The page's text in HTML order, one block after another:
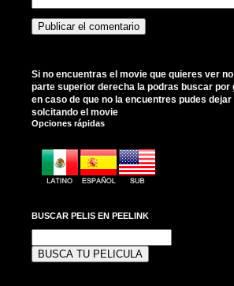
Si no encuentras el movie que quieres ver
parte superior derecha la podras buscar por
en caso de que no la encuentres pudes
solcitando el movie
Opciones rápidas
BUSCAR PELIS EN PEELINK